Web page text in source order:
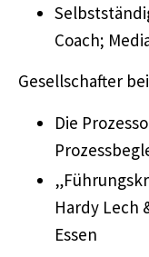
Coach;
Gesellschafter
Die
Hardy Lech
Essen